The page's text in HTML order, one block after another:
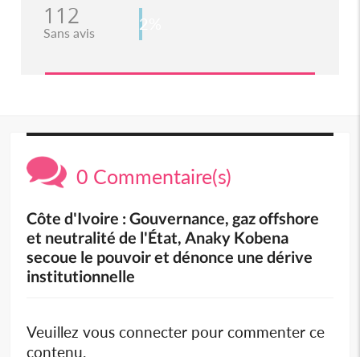
112
Sans avis 2%
0 Commentaire(s)
Côte d'Ivoire : Gouvernance, gaz offshore
et neutralité de l'État, Anaky Kobena
secoue le pouvoir et dénonce une dérive
institutionnelle
Veuillez vous connecter pour commenter ce
contenu.